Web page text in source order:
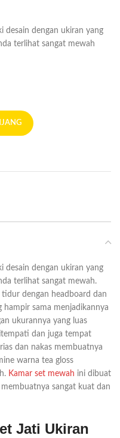
desain dengan ukiran yang
terlihat sangat mewah
desain dengan ukiran yang
terlihat sangat mewah.
dengan headboard dan
sama menjadikannya
ukurannya yang luas
dan juga tempat
dan nakas membuatnya
warna tea gloss
Kamar set mewah ini dibuat
sangat kuat dan
Jati Ukiran